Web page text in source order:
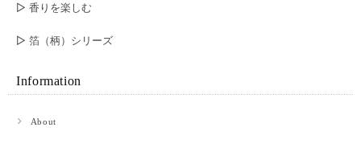
です。 お財布ももちろん良いのですが、梱包がとても素敵でした。プレゼ
▷ 香りを楽しむ
▷ 箔（柄）シリーズ
Information
About